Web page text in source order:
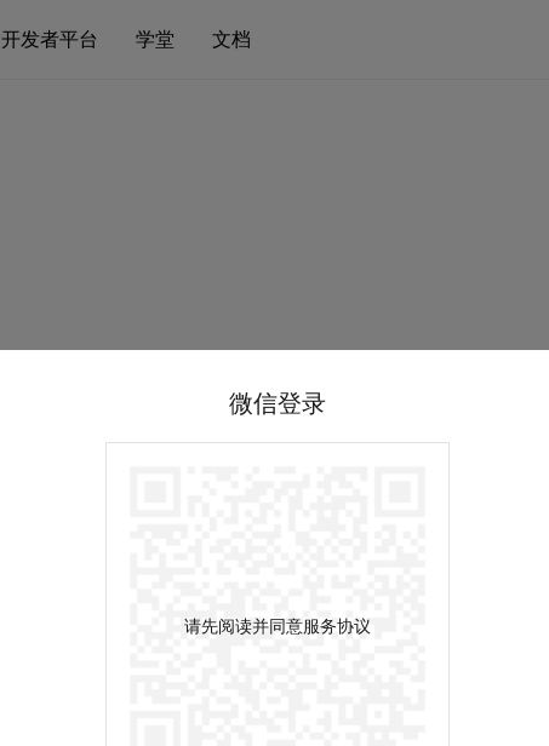
开发者平台 学堂 文档
微信登录
请先阅读并同意服务协议